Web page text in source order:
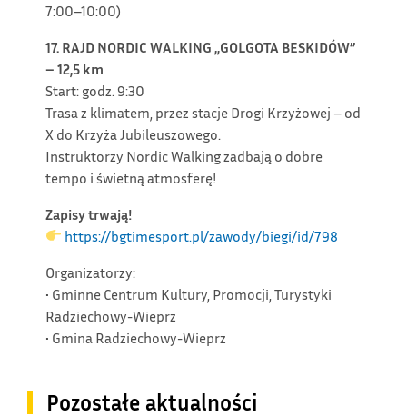
7:00–10:00)
17. RAJD NORDIC WALKING „GOLGOTA BESKIDÓW”
– 12,5 km
Start: godz. 9:30
Trasa z klimatem, przez stacje Drogi Krzyżowej – od
X do Krzyża Jubileuszowego.
Instruktorzy Nordic Walking zadbają o dobre
tempo i świetną atmosferę!
Zapisy trwają!
https://bgtimesport.pl/zawody/biegi/id/798
Organizatorzy:
• Gminne Centrum Kultury, Promocji, Turystyki
Radziechowy-Wieprz
• Gmina Radziechowy-Wieprz
Pozostałe aktualności